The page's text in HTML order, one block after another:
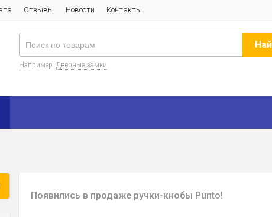
Отзывы Новости Контакты
Например: Дверные замки
Появились в продаже ручки-кнобы Punto!